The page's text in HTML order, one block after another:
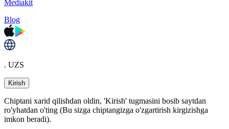
Mediakit
Blog
. UZS
Kirish
Chiptani xarid qilishdan oldin, 'Kirish' tugmasini bosib saytdan
ro'yhatdan o'ting (Bu sizga chiptangizga o'zgartirish kirgizishga
imkon beradi).